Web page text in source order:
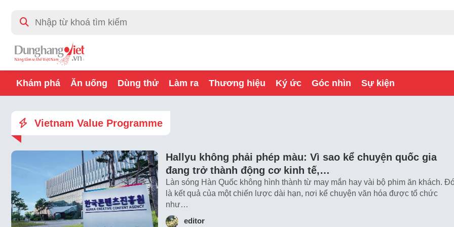
Khám phá Ăn uống Dùng thử Làm ra Thương hiệu Ký ức Góc nhìn Sự kiện
Vietnam Value Programme
Hallyu không phải phép màu: Vì sao kể chuyện quốc gia
đang trở thành động cơ kinh tế,…
Làn sóng Hàn Quốc không hình thành từ may mắn hay vài bộ phim ăn khách.
là kết quả của một chiến lược dài hạn, nơi kể chuyện văn hóa được tổ chức
như…
editor